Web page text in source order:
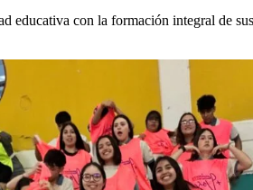
con la formación integral de